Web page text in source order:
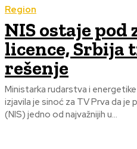
Region
NIS ostaje pod
licence, Srbija
rešenje
Ministarka rudarstva i
izjavila je sinoć za TV Prva da
(NIS) jedno od najvažnijih u...